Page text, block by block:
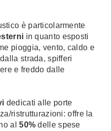
è particolarmente
in quanto esposti
pioggia, vento, caldo e
strada, spifferi
e freddo dalle
dedicati alle porte
ristrutturazioni: offre la
al 50% delle spese